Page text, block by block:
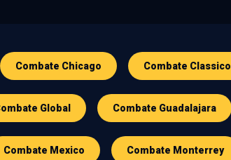
Combate Chicago Combate Classico
Global Combate Guadalajara
Combate Mexico Combate Monterrey